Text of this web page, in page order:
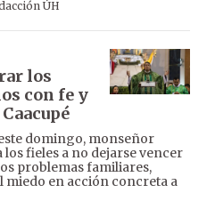
ÚH
los
con fe y
domingo, monseñor
los fieles a no dejarse vencer
problemas familiares,
en acción concreta a